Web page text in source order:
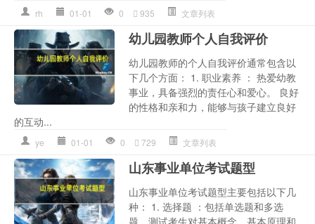
rh 01-01 0 935 文章列表
幼儿园教师个人自我评价
幼儿园教师的个人自我评价通常包含以
下几个方面： 1. 职业素养 ： 热爱幼教
事业，具备强烈的责任心和爱心。 良好
的性格和亲和力，能够与孩子建立良好
的互动...
ye 01-01 0 729 文章列表
山东事业单位考试题型
山东事业单位考试题型主要包括以下几
种： 1. 选择题 ：包括单选题和多选
题，测试考生对基本概念、基本原理和